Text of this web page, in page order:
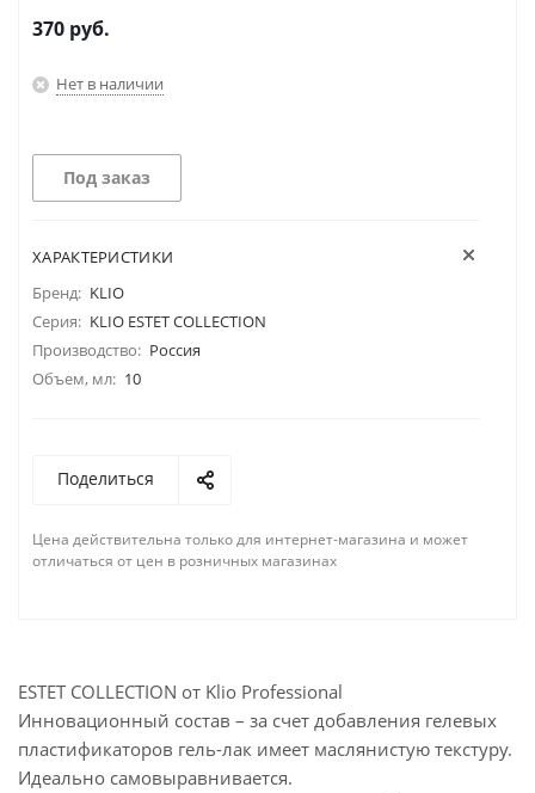
370 руб.
Нет в наличии
Под заказ
ХАРАКТЕРИСТИКИ
Бренд: KLIO
Серия: KLIO ESTET COLLECTION
Производство: Россия
Объем, мл: 10
Поделиться
Цена действительна только для интернет-магазина и может
отличаться от цен в розничных магазинах
ESTET COLLECTION от Klio Professional
Инновационный состав – за счет добавления гелевых
пластификаторов гель-лак имеет маслянистую текстуру.
Идеально самовыравнивается.